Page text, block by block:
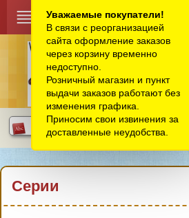
Серии
Уважаемые покупатели!
В связи с реорганизацией
сайта оформление заказов
через корзину временно
недоступно.
Розничный магазин и пункт
выдачи заказов работают без
изменения графика.
Приносим свои извинения за
доставленные неудобства.